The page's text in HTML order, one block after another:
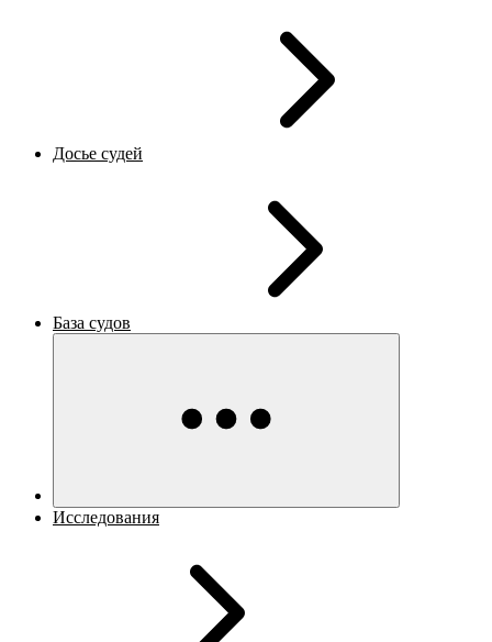
Досье судей
База судов
Исследования